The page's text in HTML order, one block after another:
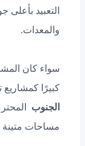
التعبيد
والمعدات.
سواء كان
كبيرًا كمشاريع
الجنوب
مساحات متينة